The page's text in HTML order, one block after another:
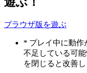
ブラウザ版を遊ぶ
* プレイ中に動作
不足している可
を閉じると改善し